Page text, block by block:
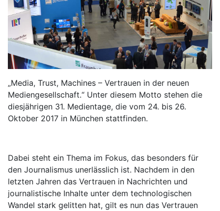
„Media, Trust, Machines – Vertrauen in der neuen
Mediengesellschaft.“ Unter diesem Motto stehen die
diesjährigen 31. Medientage, die vom 24. bis 26.
Oktober 2017 in München stattfinden.
Dabei steht ein Thema im Fokus, das besonders für
den Journalismus unerlässlich ist. Nachdem in den
letzten Jahren das Vertrauen in Nachrichten und
journalistische Inhalte unter dem technologischen
Wandel stark gelitten hat, gilt es nun das Vertrauen